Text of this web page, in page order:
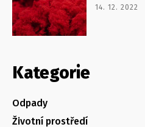
14. 12. 2022
Kategorie
Odpady
Životní prostředí